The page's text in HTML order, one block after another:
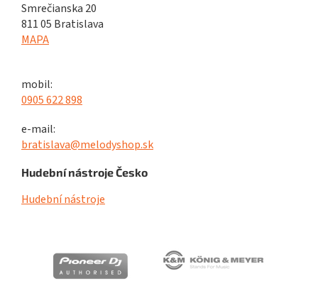
Smrečianska 20
811 05 Bratislava
MAPA
mobil:
0905 622 898
e-mail:
bratislava@melodyshop.sk
Hudební nástroje Česko
Hudební nástroje